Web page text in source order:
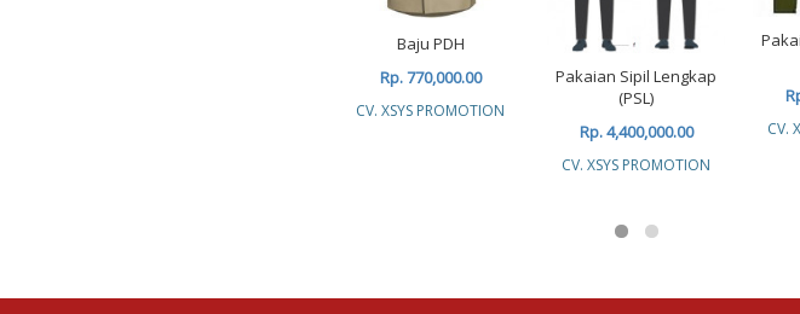
Baju PDH
Rp. 770,000.00
CV. XSYS PROMOTION
Pakaian Sipil Lengkap
(PSL)
Rp. 4,400,000.00
CV. XSYS PROMOTION
CV.